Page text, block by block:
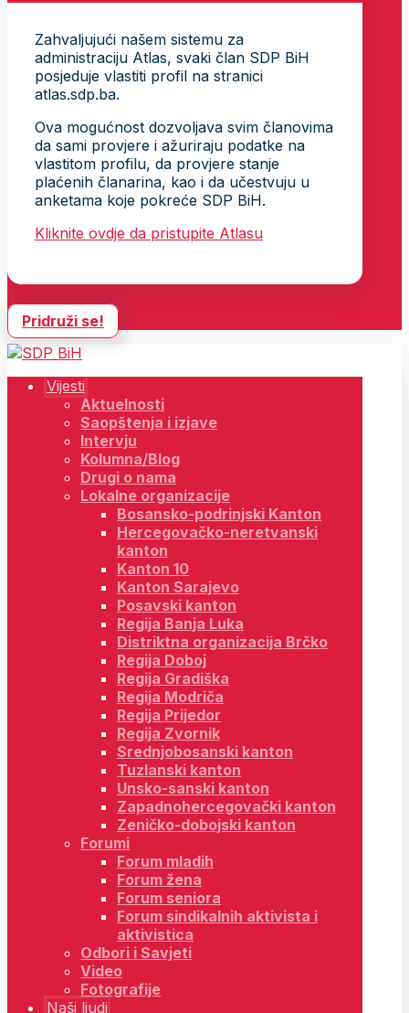
Zahvaljujući našem sistemu za
administraciju Atlas, svaki član SDP BiH
posjeduje vlastiti profil na stranici
atlas.sdp.ba.
Ova mogućnost dozvoljava svim članovima
da sami provjere i ažuriraju podatke na
vlastitom profilu, da provjere stanje
plaćenih članarina, kao i da učestvuju u
anketama koje pokreće SDP BiH.
Kliknite ovdje da pristupite Atlasu
Pridruži se!
Vijesti
Aktuelnosti
Saopštenja i izjave
Intervju
Kolumna/Blog
Drugi o nama
Lokalne organizacije
Bosansko-podrinjski Kanton
Hercegovačko-neretvanski
kanton
Kanton 10
Kanton Sarajevo
Posavski kanton
Regija Banja Luka
Distriktna organizacija Brčko
Regija Doboj
Regija Gradiška
Regija Modriča
Regija Prijedor
Regija Zvornik
Srednjobosanski kanton
Tuzlanski kanton
Unsko-sanski kanton
Zapadnohercegovački kanton
Zeničko-dobojski kanton
Forumi
Forum mladih
Forum žena
Forum seniora
Forum sindikalnih aktivista i
aktivistica
Odbori i Savjeti
Video
Fotografije
Naši ljudi